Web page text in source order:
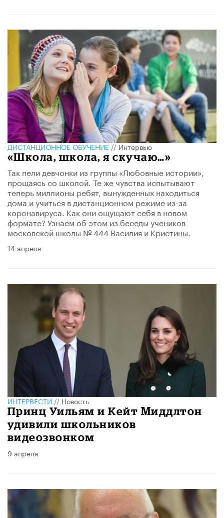
ДИСТАНЦИОННОЕ ОБУЧЕНИЕ//Интервью
«Школа, школа, я скучаю…»
Так пели девчонки из группы «Любовные истории»,
прощаясь со школой. Те же чувства испытывают
теперь миллионы ребят, вынужденных находиться
дома и учиться в дистанционном режиме из-за
коронавируса. Как они ощущают себя в новом
формате? Узнаем об этом из беседы учеников
московской школы № 444 Василия и Кристины.
14 апреля
ИНТЕРВЕСТИ//Новость
Принц Уильям и Кейт Миддлтон
удивили школьников
видеозвонком
9 апреля